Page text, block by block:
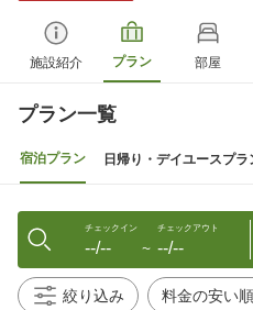
施設紹介 プラン 部屋
プラン一覧
宿泊プラン 日帰り・デイユースプラ
チェックイン
--/-- 〜
チェックアウト
--/--
絞り込み